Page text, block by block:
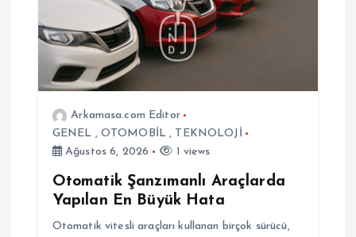
m
e
s
Arkamasa.com Editor
GENEL , OTOMOBİL , TEKNOLOJİ
Ağustos 6, 2026
1 views
Otomatik Şanzımanlı Araçlarda
Yapılan En Büyük Hata
Otomatik vitesli araçları kullanan birçok sürücü,